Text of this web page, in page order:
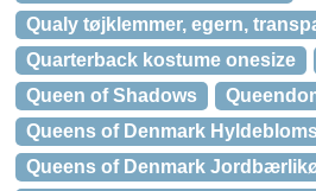
Qualy tøjklemmer, egern,
Quarterback kostume onesize
Queen of Shadows
Queens of Denmark
Queens of Denmark